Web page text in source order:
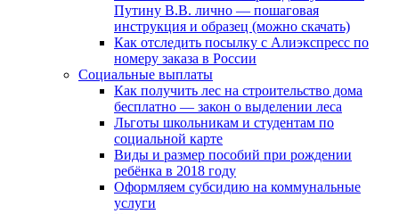
Путину В.В. лично — пошаговая
инструкция и образец (можно скачать)
Как отследить посылку с Алиэкспресс по
номеру заказа в России
Социальные выплаты
Как получить лес на строительство дома
бесплатно — закон о выделении леса
Льготы школьникам и студентам по
социальной карте
Виды и размер пособий при рождении
ребёнка в 2018 году
Оформляем субсидию на коммунальные
услуги